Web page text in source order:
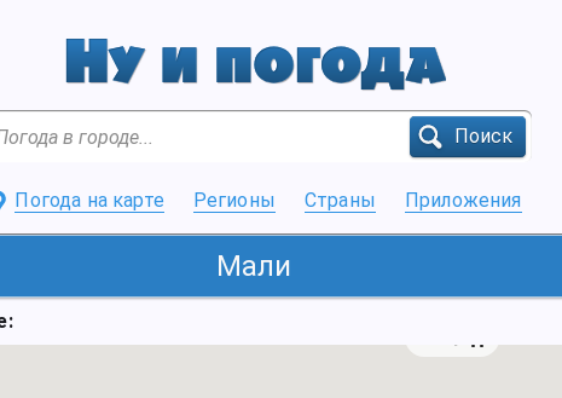
Поиск
Погода на карте Регионы Страны Приложения
Мали